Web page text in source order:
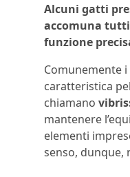
Alcuni gatti
accomuna tutti
funzione
Comunemente i
caratteristica
chiamano
mantenere
elementi
senso, dunque,